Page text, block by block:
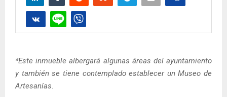
*Este inmueble albergará algunas áreas del ayuntamiento
y también se tiene contemplado establecer un Museo de
Artesanías